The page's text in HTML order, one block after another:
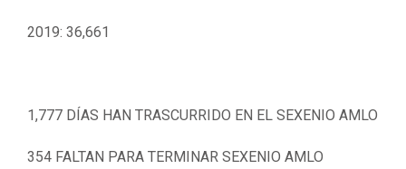
2019: 36,661
1,777 DÍAS HAN TRASCURRIDO EN EL SEXENIO AMLO
354 FALTAN PARA TERMINAR SEXENIO AMLO